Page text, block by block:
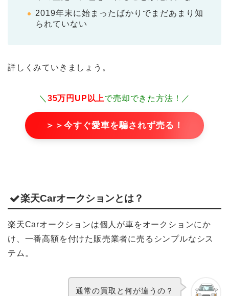
2019年末に始まったばかりでまだあまり知
られていない
詳しくみていきましょう。
＼ 35万円UP以上で売却できた方法！／
＞＞今すぐ愛車を騙されず売る！
楽天Carオークションとは？
楽天Carオークションは個人が車をオークションにか
け、一番高額を付けた販売業者に売るシンプルなシス
テム。
通常の買取と何が違うの？